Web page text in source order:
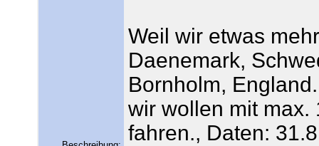
Weil wir etwas
Daenemark,
Bornholm,
wir wollen mit max.
fahren., Daten: